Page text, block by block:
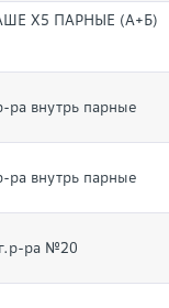
Х5 ПАРНЫЕ (А+Б)
ра внутрь парные
ра внутрь парные
ра №20